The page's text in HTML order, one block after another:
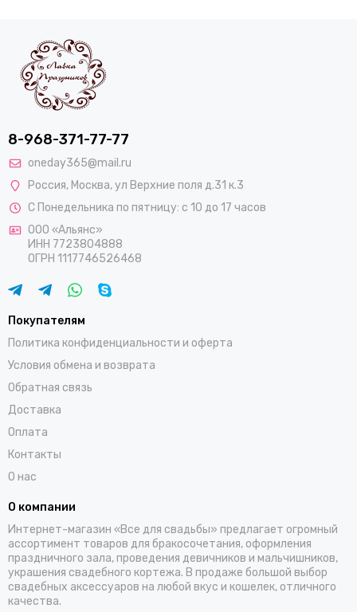
8-968-371-77-77
oneday365@mail.ru
Россия, Москва,ул Верхние поля д.31 к.3
С Понедельника по пятницу: с 10 до 17 часов
ООО «Альянс»
ИНН 7723804888
ОГРН 1117746526468
Покупателям
Политика конфиденциальности и оферта
Условия обмена и возврата
Обратная связь
Доставка
Оплата
Контакты
О нас
О компании
Интернет-магазин «Все для свадьбы» предлагает огромный
ассортимент товаров для бракосочетания, оформления
праздничного зала, проведения девичников и мальчишников,
украшения свадебного кортежа. В продаже большой выбор
свадебных аксессуаров на любой вкус и кошелек, отличного
качества.